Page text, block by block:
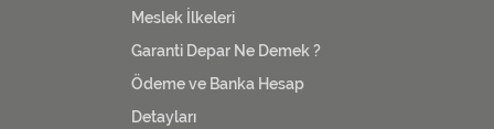
Meslek İlkeleri
Garanti Depar Ne Demek ?
Ödeme ve Banka Hesap
Detayları